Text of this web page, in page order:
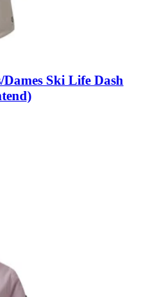
Dames Ski Life Dash